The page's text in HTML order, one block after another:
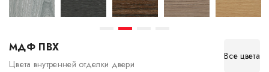
МДФ ПВХ
Цвета внутренней отделки двери
Все цвета